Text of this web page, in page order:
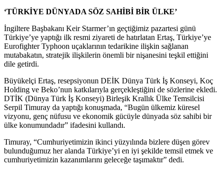
‘TÜRKİYE DÜNYADA SÖZ SAHİBİ BİR ÜLKE’
İngiltere Başbakanı Keir Starmer’ın geçtiğimiz pazartesi günü
Türkiye’ye yaptığı ilk resmi ziyareti de hatırlatan Ertaş, Türkiye’ye
Eurofighter Typhoon uçaklarının tedarikine ilişkin sağlanan
mutabakatın, stratejik ilişkilerin önemli bir nişanesini teşkil ettiğini
dile getirdi.
Büyükelçi Ertaş, resepsiyonun DEİK Dünya Türk İş Konseyi, Koç
Holding ve Beko’nun katkılarıyla gerçekleştiğini de sözlerine ekledi.
DTİK (Dünya Türk İş Konseyi) Birleşik Krallık Ülke Temsilcisi
Serpil Timuray da yaptığı konuşmada, “Bugün ülkemiz küresel
vizyonu, genç nüfusu ve ekonomik gücüyle dünyada söz sahibi bir
ülke konumundadır” ifadesini kullandı.
Timuray, “Cumhuriyetimizin ikinci yüzyılında bizlere düşen görev
bulunduğumuz her alanda Türkiye’yi en iyi şekilde temsil etmek ve
cumhuriyetimizin kazanımlarını geleceğe taşımaktır” dedi.